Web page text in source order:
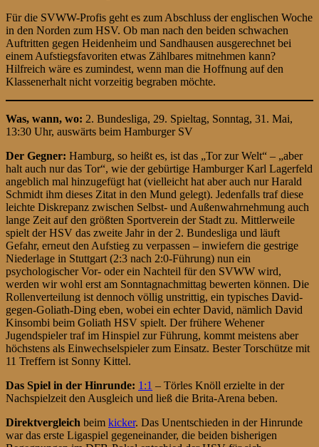
Für die SVWW-Profis geht es zum Abschluss der englischen Woche
in den Norden zum HSV. Ob man nach den beiden schwachen
Auftritten gegen Heidenheim und Sandhausen ausgerechnet bei
einem Aufstiegsfavoriten etwas Zählbares mitnehmen kann?
Hilfreich wäre es zumindest, wenn man die Hoffnung auf den
Klassenerhalt nicht vorzeitig begraben möchte.
Was, wann, wo: 2. Bundesliga, 29. Spieltag, Sonntag, 31. Mai,
13:30 Uhr, auswärts beim Hamburger SV
Der Gegner: Hamburg, so heißt es, ist das „Tor zur Welt“ – „aber
halt auch nur das Tor“, wie der gebürtige Hamburger Karl Lagerfeld
angeblich mal hinzugefügt hat (vielleicht hat aber auch nur Harald
Schmidt ihm dieses Zitat in den Mund gelegt). Jedenfalls traf diese
leichte Diskrepanz zwischen Selbst- und Außenwahrnehmung auch
lange Zeit auf den größten Sportverein der Stadt zu. Mittlerweile
spielt der HSV das zweite Jahr in der 2. Bundesliga und läuft
Gefahr, erneut den Aufstieg zu verpassen – inwiefern die gestrige
Niederlage in Stuttgart (2:3 nach 2:0-Führung) nun ein
psychologischer Vor- oder ein Nachteil für den SVWW wird,
werden wir wohl erst am Sonntagnachmittag bewerten können. Die
Rollenverteilung ist dennoch völlig unstrittig, ein typisches David-
gegen-Goliath-Ding eben, wobei ein echter David, nämlich David
Kinsombi beim Goliath HSV spielt. Der frühere Wehener
Jugendspieler traf im Hinspiel zur Führung, kommt meistens aber
höchstens als Einwechselspieler zum Einsatz. Bester Torschütze mit
11 Treffern ist Sonny Kittel.
Das Spiel in der Hinrunde: 1:1 – Törles Knöll erzielte in der
Nachspielzeit den Ausgleich und ließ die Brita-Arena beben.
Direktvergleich beim kicker. Das Unentschieden in der Hinrunde
war das erste Ligaspiel gegeneinander, die beiden bisherigen